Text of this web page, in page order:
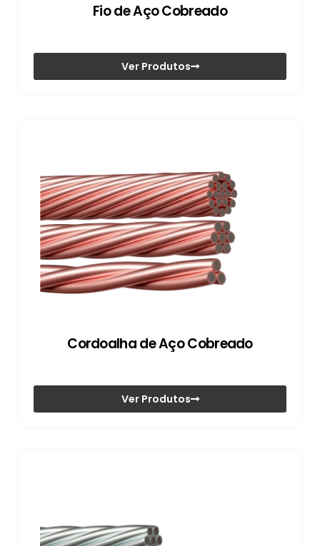
Fio de Aço Cobreado
Ver Produtos
Cordoalha de Aço Cobreado
Ver Produtos